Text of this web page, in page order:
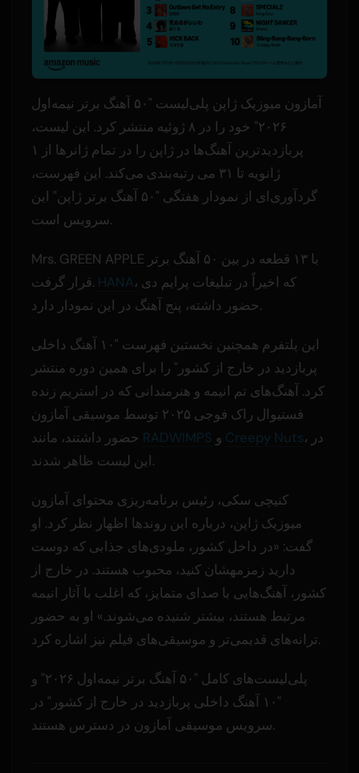
آمازون میوزیک ژاپن پلی‌لیست "۵۰ آهنگ برتر نیمه‌اول
۲۰۲۶" خود را در ۸ ژوئیه منتشر کرد. این لیست،
پربازدیدترین آهنگ‌ها در ژاپن را در تمام ژانرها از ۱
ژانویه تا ۳۱ می رتبه‌بندی می‌کند. این فهرست،
گردآوری‌ای از نمودار هفتگی "۵۰ آهنگ برتر ژاپن" این
سرویس است.
Mrs. GREEN APPLE با ۱۳ قطعه در بین ۵۰ آهنگ برتر
قرار گرفت. HANA، که اخیراً در تبلیغات پرایم دی
حضور داشته، پنج آهنگ در این نمودار دارد.
این پلتفرم همچنین نخستین فهرست "۱۰ آهنگ داخلی
پربازدید در خارج از کشور" را برای همین دوره منتشر
کرد. آهنگ‌های تم انیمه و هنرمندانی که در استریم زنده
فستیوال راک فوجی ۲۰۲۵ توسط موسیقی آمازون
RADWIMPS Creepy Nuts، در
این لیست ظاهر شدند.
کنیچی سکی، رئیس برنامه‌ریزی محتوای آمازون
میوزیک ژاپن، درباره این روندها اظهار نظر کرد. او
گفت: «در داخل کشور، ملودی‌های جذابی که دوست
دارید زمزمهشان کنید، محبوب هستند. در خارج از
کشور، آهنگ‌هایی با صدای متمایز، که اغلب با آثار انیمه
مرتبط هستند، بیشتر شنیده می‌شوند.» او به حضور
ترانه‌های قدیمی‌تر و موسیقی‌های فیلم نیز اشاره کرد.
پلی‌لیست‌های کامل "۵۰ آهنگ برتر نیمه‌اول ۲۰۲۶" و
"۱۰ آهنگ داخلی پربازدید در خارج از کشور" در
سرویس موسیقی آمازون در دسترس هستند.